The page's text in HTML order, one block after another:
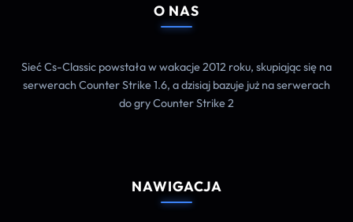
O NAS
Sieć Cs-Classic powstała w wakacje 2012 roku, skupiając się na
serwerach Counter Strike 1.6, a dzisiaj bazuje już na serwerach
do gry Counter Strike 2
NAWIGACJA